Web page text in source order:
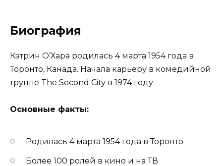
Биография
Кэтрин О’Хара родилась 4 марта 1954 года в
Торонто, Канада. Начала карьеру в комедийной
труппе The Second City в 1974 году.
Основные факты:
Родилась 4 марта 1954 года в Торонто
Более 100 ролей в кино и на ТВ